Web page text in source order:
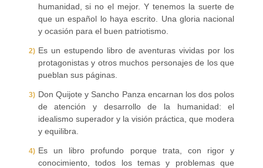
humanidad, si no el mejor. Y tenemos la suerte de
que un español lo haya escrito. Una gloria nacional
y ocasión para el buen patriotismo.
Es un estupendo libro de aventuras vividas por los
protagonistas y otros muchos personajes de los que
pueblan sus páginas.
Don Quijote y Sancho Panza encarnan los dos polos
de atención y desarrollo de la humanidad: el
idealismo superador y la visión práctica, que modera
y equilibra.
Es un libro profundo porque trata, con rigor y
conocimiento, todos los temas y problemas que